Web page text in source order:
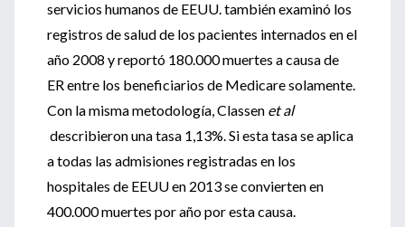
servicios humanos de EEUU. también examinó los
registros de salud de los pacientes internados en el
año 2008 y reportó 180.000 muertes a causa de
ER entre los beneficiarios de Medicare solamente.
Con la misma metodología, Classen et al
describieron una tasa 1,13%. Si esta tasa se aplica
a todas las admisiones registradas en los
hospitales de EEUU en 2013 se convierten en
400.000 muertes por año por esta causa.